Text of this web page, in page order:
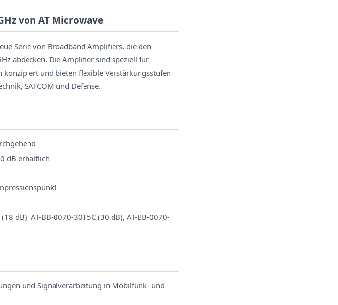
von AT Microwave
Serie von Broadband Amplifiers, die den
abdecken. Die Amplifier sind speziell für
konzipiert und bieten flexible Verstärkungsstufen
SATCOM und Defense.
dB erhältlich
dB), AT-BB-0070-3015C (30 dB), AT-BB-0070-
und Signalverarbeitung in Mobilfunk- und